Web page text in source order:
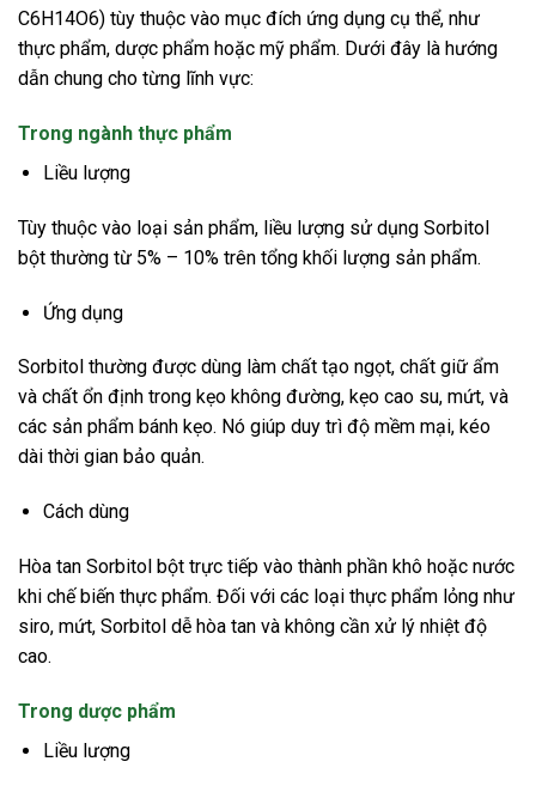
C6H14O6) tùy thuộc vào mục đích ứng dụng cụ thể, như
thực phẩm, dược phẩm hoặc mỹ phẩm. Dưới đây là hướng
dẫn chung cho từng lĩnh vực:
Trong ngành thực phẩm
Liều lượng
Tùy thuộc vào loại sản phẩm, liều lượng sử dụng Sorbitol
bột thường từ 5% – 10% trên tổng khối lượng sản phẩm.
Ứng dụng
Sorbitol thường được dùng làm chất tạo ngọt, chất giữ ẩm
và chất ổn định trong kẹo không đường, kẹo cao su, mứt, và
các sản phẩm bánh kẹo. Nó giúp duy trì độ mềm mại, kéo
dài thời gian bảo quản.
Cách dùng
Hòa tan Sorbitol bột trực tiếp vào thành phần khô hoặc nước
khi chế biến thực phẩm. Đối với các loại thực phẩm lỏng như
siro, mứt, Sorbitol dễ hòa tan và không cần xử lý nhiệt độ
cao.
Trong dược phẩm
Liều lượng